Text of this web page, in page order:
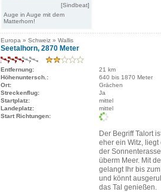
[Sindbeat]
Auge in Auge mit dem
Matterhorn!
Europa » Schweiz » Wallis
Seetalhorn, 2870 Meter
Entfernung:
21 km
Höhenuntersch.:
640 bis 1870 Meter
Ort:
Grächen
Streckenflug:
Ja
Startplatz:
mittel
Landeplatz:
mittel
Start Richtungen:
Der Begriff Talort
eher ein Witz,
der
überm Meer. Mit
gelangt Ihr bis
und könnt
das Tal genießen.